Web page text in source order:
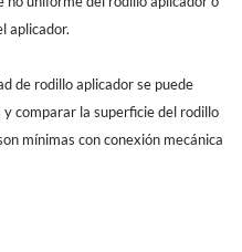
aplicador.
de rodillo aplicador se puede
comparar la superficie del rodillo
mínimas con conexión mecánica